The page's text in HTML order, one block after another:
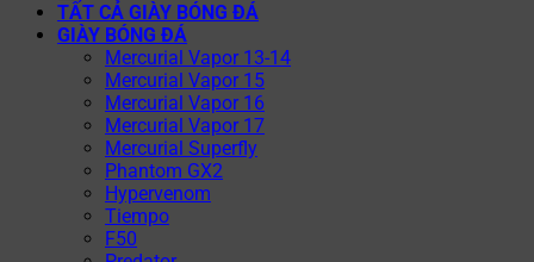
TẤT CẢ GIÀY BÓNG ĐÁ
GIÀY BÓNG ĐÁ
Mercurial Vapor 13-14
Mercurial Vapor 15
Mercurial Vapor 16
Mercurial Vapor 17
Mercurial Superfly
Phantom GX2
Hypervenom
Tiempo
F50